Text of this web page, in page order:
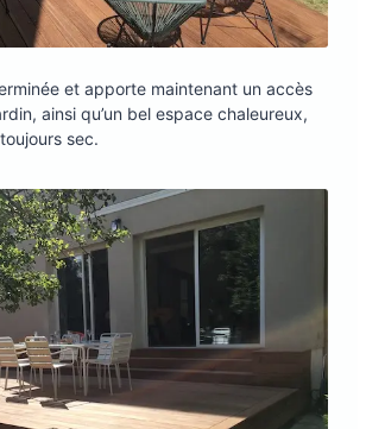
et apporte maintenant un accès
ainsi qu’un bel espace chaleureux,
sec.